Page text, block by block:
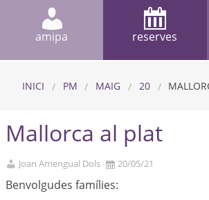
amipa reserves
INICI PM MAIG 20
Mallorca al plat
Joan Amengual Dols 20/05/21
Benvolgudes famílies: